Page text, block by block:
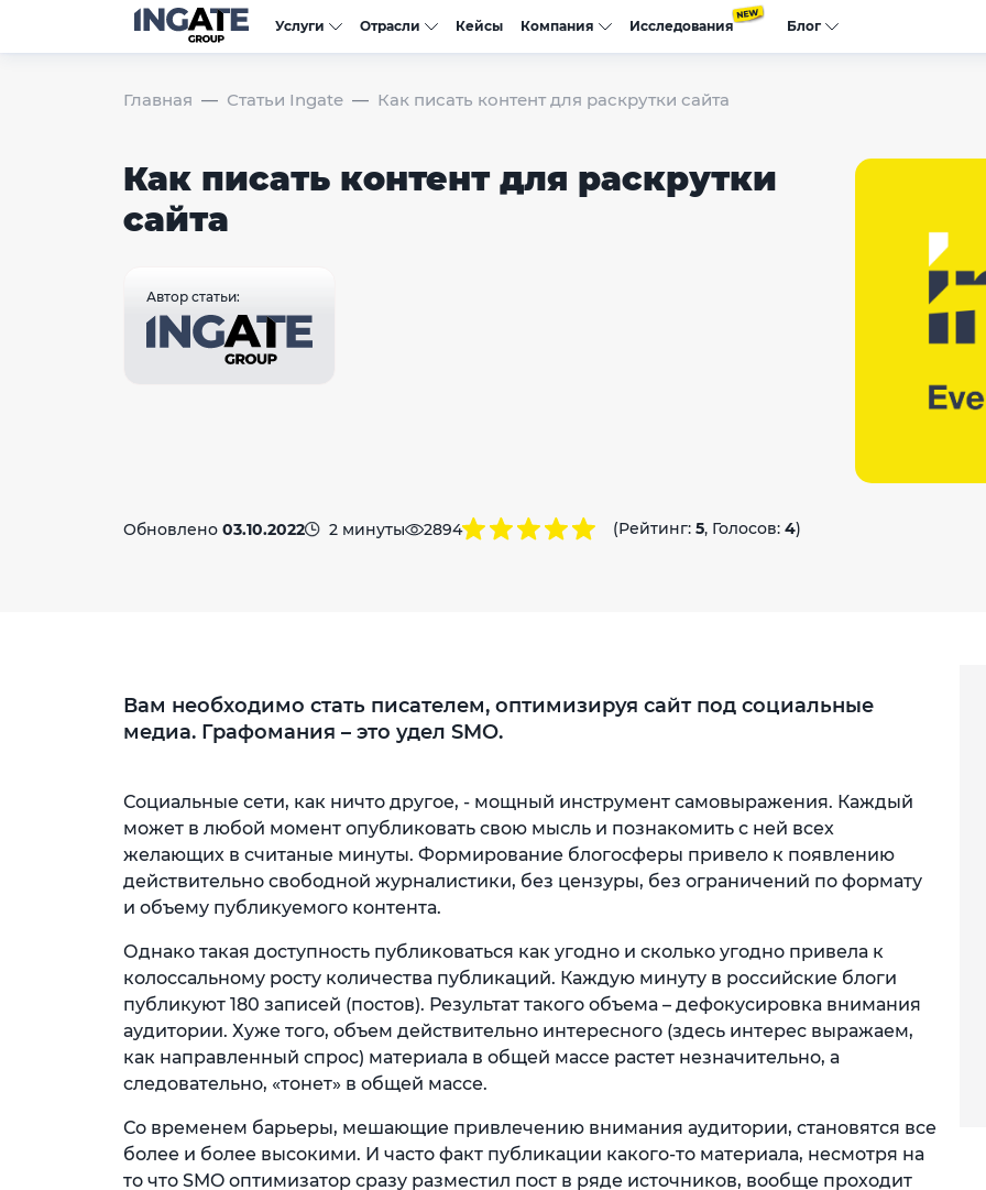
Услуги Отрасли Кейсы Компания Исследования Блог
Главная Статьи Ingate Как писать контент для раскрутки сайта
Как писать контент для раскрутки
сайта
Автор статьи:
Обновлено 03.10.2022 2 минуты 2894 (Рейтинг: 5, Голосов: 4)
Вам необходимо стать писателем, оптимизируя сайт под социальные
медиа. Графомания – это удел SMO.
Социальные сети, как ничто другое, - мощный инструмент самовыражения. Каждый
может в любой момент опубликовать свою мысль и познакомить с ней всех
желающих в считаные минуты. Формирование блогосферы привело к появлению
действительно свободной журналистики, без цензуры, без ограничений по формату
и объему публикуемого контента.
Однако такая доступность публиковаться как угодно и сколько угодно привела к
колоссальному росту количества публикаций. Каждую минуту в российские блоги
публикуют 180 записей (постов). Результат такого объема – дефокусировка внимания
аудитории. Хуже того, объем действительно интересного (здесь интерес выражаем,
как направленный спрос) материала в общей массе растет незначительно, а
следовательно, «тонет» в общей массе.
Со временем барьеры, мешающие привлечению внимания аудитории, становятся все
более и более высокими. И часто факт публикации какого-то материала, несмотря на
то что SMO оптимизатор сразу разместил пост в ряде источников, вообще проходит